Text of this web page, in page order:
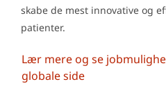
skabe de mest innovative og
patienter.
Lær mere og se
globale side